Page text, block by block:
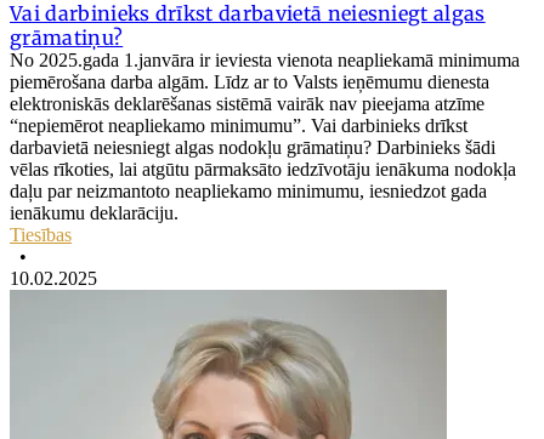
Vai darbinieks drīkst darbavietā neiesniegt algas
grāmatiņu?
No 2025.gada 1.janvāra ir ieviesta vienota neapliekamā minimuma
piemērošana darba algām. Līdz ar to Valsts ieņēmumu dienesta
elektroniskās deklarēšanas sistēmā vairāk nav pieejama atzīme
“nepiemērot neapliekamo minimumu”. Vai darbinieks drīkst
darbavietā neiesniegt algas nodokļu grāmatiņu? Darbinieks šādi
vēlas rīkoties, lai atgūtu pārmaksāto iedzīvotāju ienākuma nodokļa
daļu par neizmantoto neapliekamo minimumu, iesniedzot gada
ienākumu deklarāciju.
Tiesības
•
10.02.2025